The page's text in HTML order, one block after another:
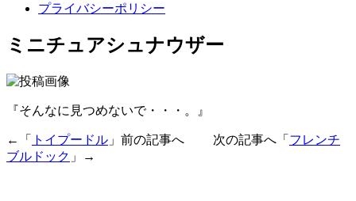
プライバシーポリシー
ミニチュアシュナウザー
『そんなに見つめないで・・・。』
←「 トイプードル 」前の記事へ 次の記事へ「 フレンチ
ブルドック 」→